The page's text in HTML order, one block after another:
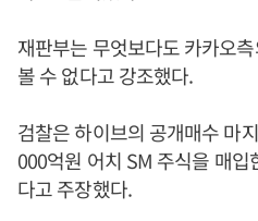
재판부는 무엇보다도 카카오
볼 수 없다고 강조했다.
검찰은 하이브의 공개매수 마
000억원 어치 SM 주식을 매
다고 주장했다.